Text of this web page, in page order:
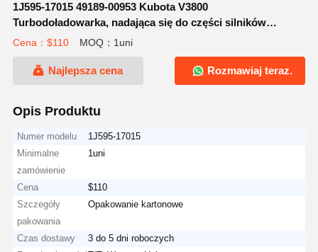
1J595-17015 49189-00953 Kubota V3800
Turbodoładowarka, nadająca się do części silników
koparek
Cena：$110 MOQ：1uni
Najlepsza cena Rozmawiaj teraz.
Opis Produktu
Numer modelu
1J595-17015
Minimalne
zamówienie
1uni
Cena
$110
Szczegóły
pakowania
Opakowanie kartonowe
Czas dostawy
3 do 5 dni roboczych